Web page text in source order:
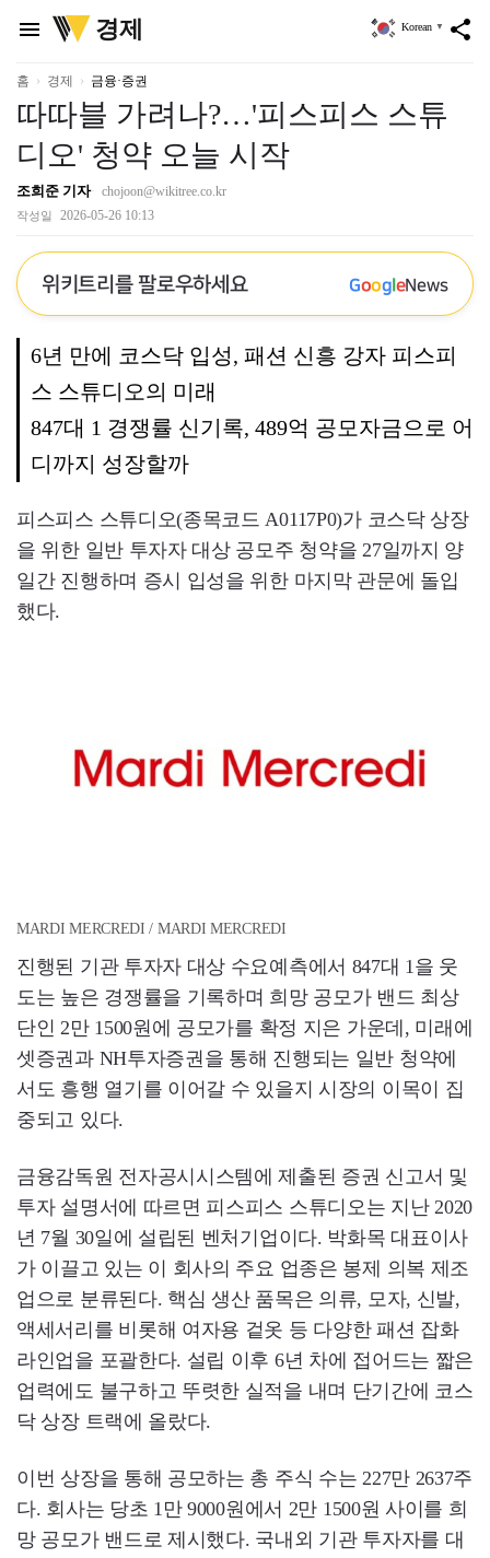
menu
위
키
리
경제 share
Korean ▼
홈 경제 금융·증권
따따블 가려나?…'피스피스 스튜
디오' 청약 오늘 시작
조희준 기자 chojoon@wikitree.co.kr
작성일 2026-05-26 10:13
위키트리를 팔로우하세요 GoogleNews
6년 만에 코스닥 입성, 패션 신흥 강자 피스피
스 스튜디오의 미래
847대 1 경쟁률 신기록, 489억 공모자금으로 어
디까지 성장할까
피스피스 스튜디오(종목코드 A0117P0)가 코스닥 상장
을 위한 일반 투자자 대상 공모주 청약을 27일까지 양
일간 진행하며 증시 입성을 위한 마지막 관문에 돌입
했다.
MARDI MERCREDI / MARDI MERCREDI
진행된 기관 투자자 대상 수요예측에서 847대 1을 웃
도는 높은 경쟁률을 기록하며 희망 공모가 밴드 최상
단인 2만 1500원에 공모가를 확정 지은 가운데, 미래에
셋증권과 NH투자증권을 통해 진행되는 일반 청약에
서도 흥행 열기를 이어갈 수 있을지 시장의 이목이 집
중되고 있다.
금융감독원 전자공시시스템에 제출된 증권 신고서 및
투자 설명서에 따르면 피스피스 스튜디오는 지난 2020
년 7월 30일에 설립된 벤처기업이다. 박화목 대표이사
가 이끌고 있는 이 회사의 주요 업종은 봉제 의복 제조
업으로 분류된다. 핵심 생산 품목은 의류, 모자, 신발,
액세서리를 비롯해 여자용 겉옷 등 다양한 패션 잡화
라인업을 포괄한다. 설립 이후 6년 차에 접어드는 짧은
업력에도 불구하고 뚜렷한 실적을 내며 단기간에 코스
닥 상장 트랙에 올랐다.
이번 상장을 통해 공모하는 총 주식 수는 227만 2637주
다. 회사는 당초 1만 9000원에서 2만 1500원 사이를 희
망 공모가 밴드로 제시했다. 국내외 기관 투자자를 대